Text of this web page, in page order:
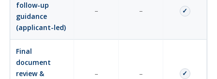
follow-up
guidance
(applicant-led)
– – ✓
Final
document
review &
– – ✓